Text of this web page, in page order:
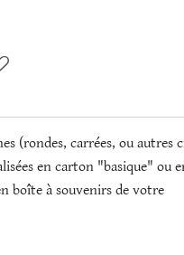
(rondes, carrées, ou autres
en carton "basique" ou
boîte à souvenirs de votre